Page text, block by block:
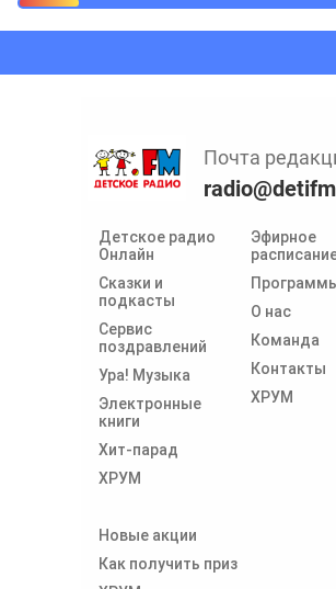
Детское радио
Онлайн
Сказки и
подкасты
Сервис
поздравлений
Ура! Музыка
Электронные
книги
Хит-парад
ХРУМ
Эфирное
О нас
Команда
Контакты
ХРУМ
Новые акции
Как получить приз
Почта